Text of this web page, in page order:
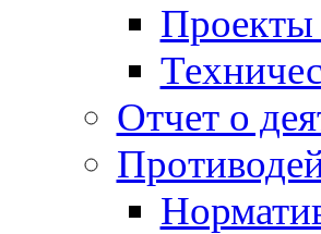
Проекты
Отчет о